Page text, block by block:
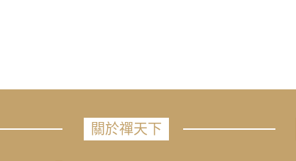
關於禪天下